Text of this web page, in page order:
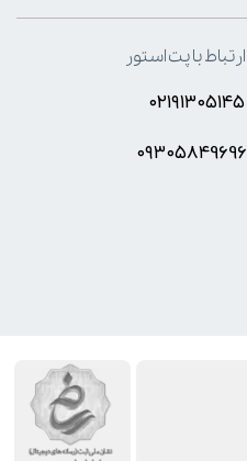
ارتباط با پت استور
۰۲۱۹۱۳۰۵۱۴۵
۰۹۳۰۵8۴9696